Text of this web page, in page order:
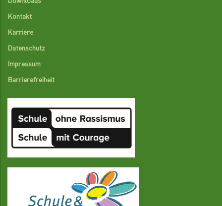
Kontakt
Karriere
Datenschutz
Impressum
Barrierefreiheit